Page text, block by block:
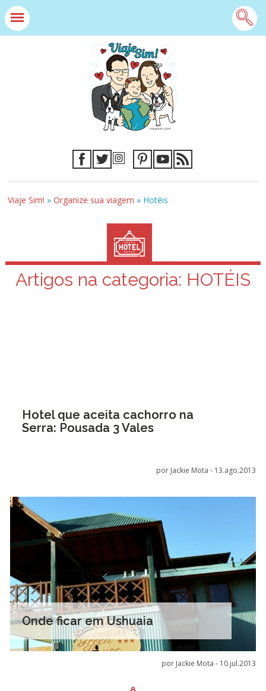
Viaje Sim! »Organize sua viagem » Hotéis
Artigos na categoria: HOTÉIS
Hotel que aceita cachorro na
Serra: Pousada 3 Vales
por Jackie Mota - 13.ago.2013
Onde ficar em Ushuaia
por Jackie Mota - 10.jul.2013